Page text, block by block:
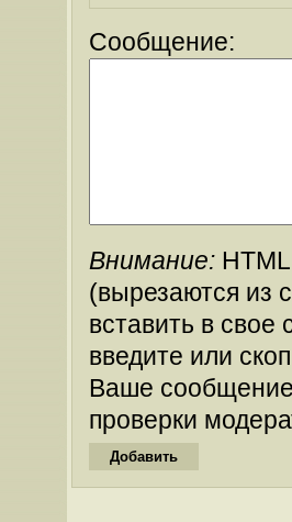
Сообщение:
Внимание:
(вырезаются из
вставить в
введите или
Ваше
проверки